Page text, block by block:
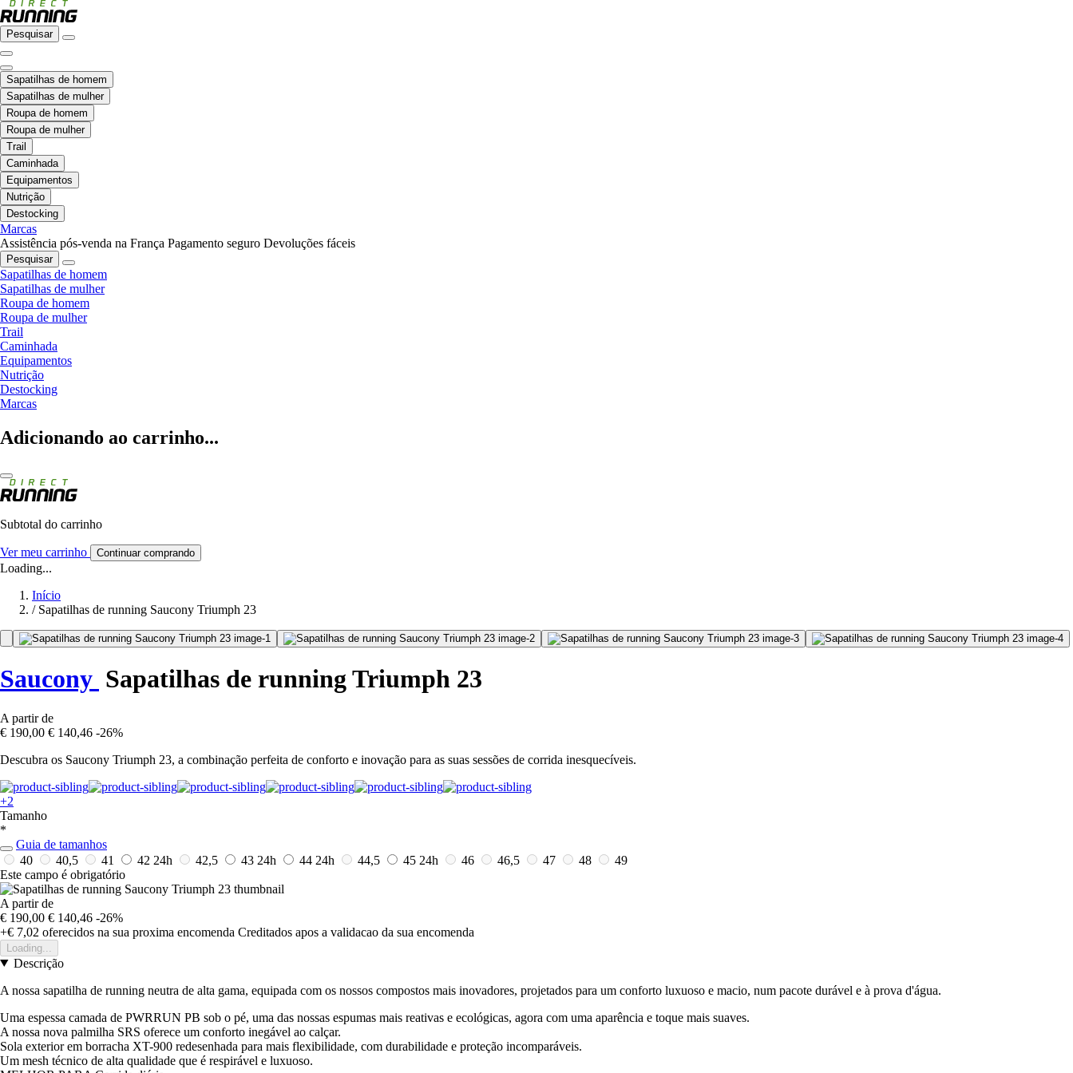
Pesquisar
Sapatilhas de homem
Sapatilhas de mulher
Roupa de homem
Roupa de mulher
Trail
Caminhada
Equipamentos
Nutrição
Destocking
Marcas
Assistência pós-venda na França Pagamento seguro Devoluções fáceis
Pesquisar
Sapatilhas de homem
Sapatilhas de mulher
Roupa de homem
Roupa de mulher
Trail
Caminhada
Equipamentos
Nutrição
Destocking
Marcas
Adicionando ao carrinho...
Subtotal do carrinho
Ver meu carrinho Continuar comprando
Loading...
Início
/ Sapatilhas de running Saucony Triumph 23
Saucony Sapatilhas de running Triumph 23
A partir de
€ 190,00 € 140,46 -26%
Descubra os Saucony Triumph 23, a combinação perfeita de conforto e inovação para as suas sessões de corrida inesquecíveis.
+2
Tamanho
*
Guia de tamanhos
40
40,5 41 42 24h 42,5 43 24h 44 24h 44,5 45 24h 46 46,5 47 48
49
Este campo é obrigatório
A partir de
€ 190,00 € 140,46 -26%
+€ 7,02 oferecidos na sua proxima encomenda Creditados apos a validacao da sua encomenda
Loading...
Descrição
A nossa sapatilha de running neutra de alta gama, equipada com os nossos compostos mais inovadores, projetados para um conforto luxuoso e macio, num pacote durável e à prova d'água.
Uma espessa camada de PWRRUN PB sob o pé, uma das nossas espumas mais reativas e ecológicas, agora com uma aparência e toque mais suaves.
A nossa nova palmilha SRS oferece um conforto inegável ao calçar.
Sola exterior em borracha XT-900 redesenhada para mais flexibilidade, com durabilidade e proteção incomparáveis.
Um mesh técnico de alta qualidade que é respirável e luxuoso.